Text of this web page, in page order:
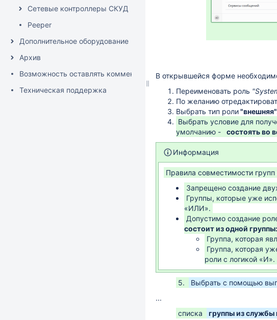
Сетевые контроллеры СКУД
Peeper
Дополнительное оборудование
Архив
Возможность оставлять комментарии к тексту
Техническая поддержка
В открывшейся форме
Переименовать роль
По желанию
Выбрать тип роли
Выбрать условие для
умолчанию -
состоять во
Информация
Правила совместимости групп
Запрещено создание
Группы, которые уже
«ИЛИ».
Допустимо создание
состоит из одной группы:
Группа, которая
Группа, которая
роли с логикой «И».
5.
Выбрать с помощью
...
списка
группы из службы